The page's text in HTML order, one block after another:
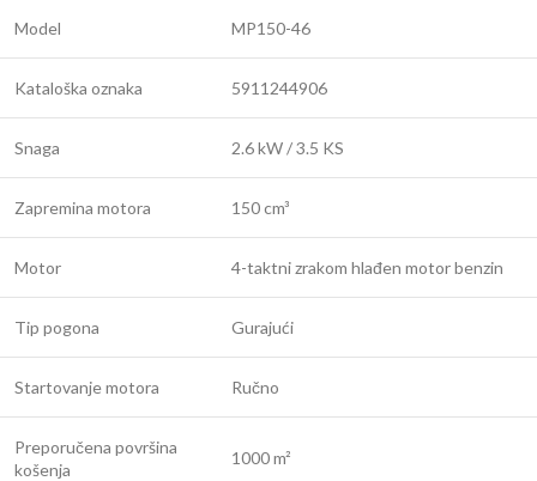
Model MP150-46
Kataloška oznaka 5911244906
Snaga 2.6 kW / 3.5 KS
Zapremina motora 150 cm³
Motor 4-taktni zrakom hlađen motor benzin
Tip pogona Gurajući
Startovanje motora Ručno
Preporučena površina
košenja
1000 m²